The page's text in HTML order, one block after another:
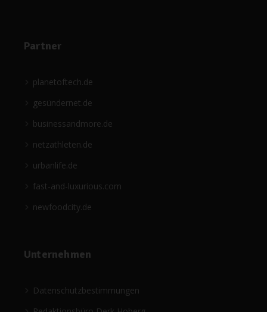
Partner
planetoftech.de
gesündernet.de
businessandmore.de
netzathleten.de
urbanlife.de
fast-and-luxurious.com
newfoodcity.de
Unternehmen
Datenschutzbestimmungen